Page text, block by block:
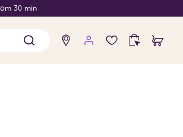
30 min
Ingen
produkter